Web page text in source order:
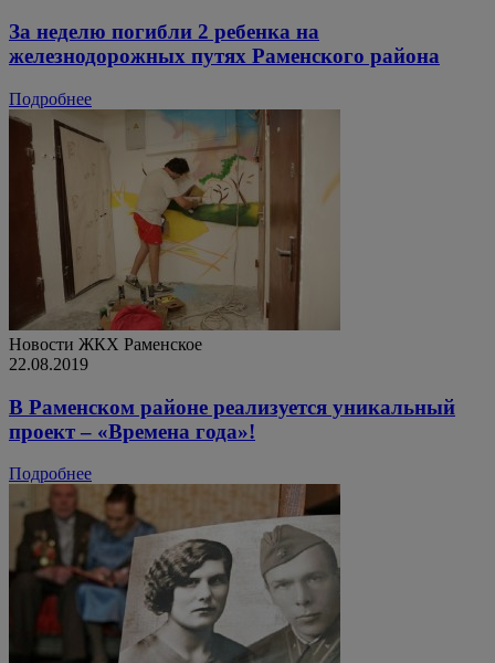
За неделю погибли 2 ребенка на
железнодорожных путях Раменского района
Подробнее
Новости ЖКХ Раменское
22.08.2019
В Раменском районе реализуется уникальный
проект – «Времена года»!
Подробнее